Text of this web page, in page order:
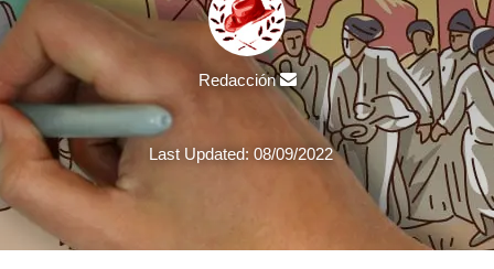
Redacción
Send
an
email
Last Updated: 08/09/2022